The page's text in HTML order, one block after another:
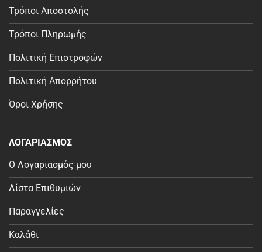
Τρόποι Αποστολής
Τρόποι Πληρωμής
Πολιτική Επιστροφών
Πολιτική Απορρήτου
Όροι Χρήσης
ΛΟΓΑΡΙΑΣΜΟΣ
Ο Λογαριασμός μου
Λίστα Επιθυμιών
Παραγγελίες
Καλάθι